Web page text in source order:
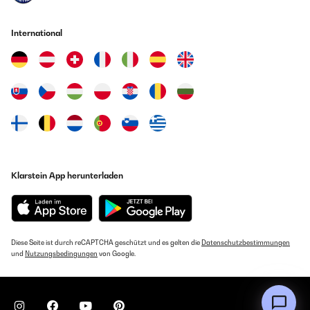
Übersetzen
Es muy completo su instalación es fácil y rápido,cabe encima del
eficiente!Lo recomiendo.
eigenständig überprüft
Ottima scelta per 2 persone
Übersetzen
25/11/2024
International
Klarstein App herunterladen
Diese Seite ist durch reCAPTCHA geschützt und es gelten die Datenschutzbestimmungen
und Nutzungsbedingungen von Google.